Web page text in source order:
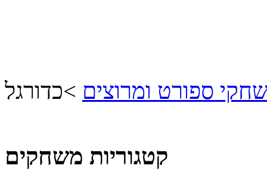
ספורט ומרוצים >כדורגל
קטגוריות משחקים